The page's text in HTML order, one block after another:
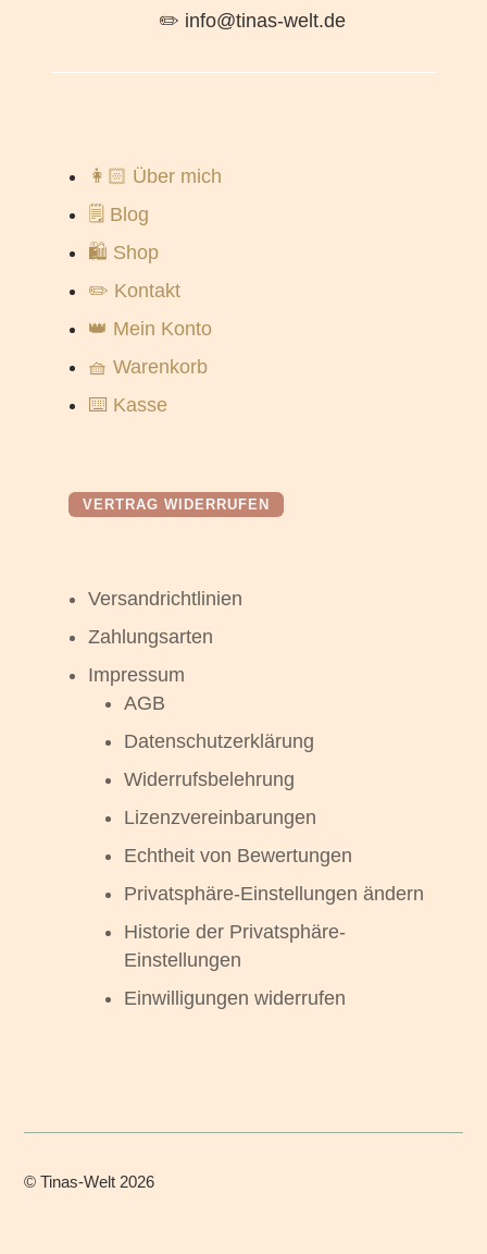
✏️ info@tinas-welt.de
👩🏻 Über mich
🗒️ Blog
🛍️ Shop
✏️ Kontakt
👑 Mein Konto
🧺 Warenkorb
⌨️ Kasse
VERTRAG WIDERRUFEN
Versandrichtlinien
Zahlungsarten
Impressum
AGB
Datenschutzerklärung
Widerrufsbelehrung
Lizenzvereinbarungen
Echtheit von Bewertungen
Privatsphäre-Einstellungen ändern
Historie der Privatsphäre-
Einstellungen
Einwilligungen widerrufen
©Tinas-Welt 2026